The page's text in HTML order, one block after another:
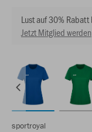
Lust auf 30%
Jetzt Mitglied werden
sportroyal